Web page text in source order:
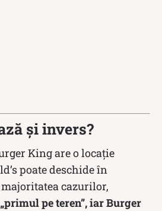
și invers?
King are o locație
poate deschide în
cazurilor,
pe teren”, iar Burger